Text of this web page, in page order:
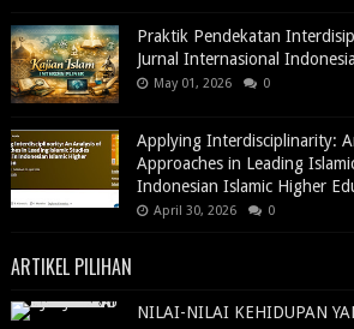
Praktik Pendekatan
Jurnal Internasional Indonesia
May 01, 2026 0
Applying Interdisciplinarity:
Approaches in Leading
Indonesian Islamic Higher
April 30, 2026 0
ARTIKEL PILIHAN
NILAI-NILAI KEHIDUPAN